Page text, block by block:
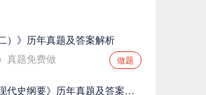
）》历年真题及答案解析
真题免费做
做题
自考《中国近现代史纲要》历年真题及答案解析